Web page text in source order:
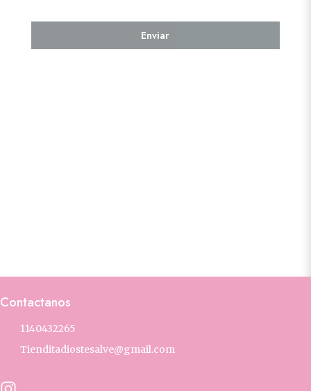
Enviar
Contactanos
1140432265
Tienditadiostesalve@gmail.com